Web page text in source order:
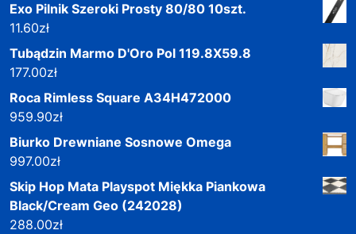
Exo Pilnik Szeroki Prosty 80/80 10szt.
11.60zł
Tubądzin Marmo D'Oro Pol 119.8X59.8
177.00zł
Roca Rimless Square A34H472000
959.90zł
Biurko Drewniane Sosnowe Omega
997.00zł
Skip Hop Mata Playspot Miękka Piankowa
Black/Cream Geo (242028)
288.00zł